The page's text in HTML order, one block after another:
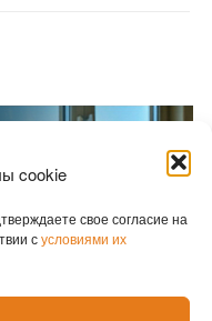
cookie
свое согласие на
сусловиями их